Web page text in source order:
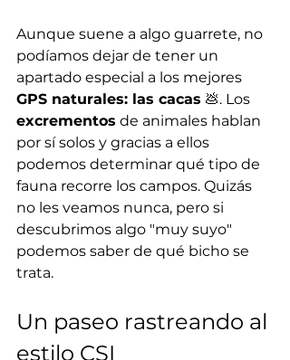
Aunque suene a algo guarrete, no
podíamos dejar de tener un
apartado especial a los mejores
GPS naturales: las cacas 💩. Los
excrementos de animales hablan
por sí solos y gracias a ellos
podemos determinar qué tipo de
fauna recorre los campos. Quizás
no les veamos nunca, pero si
descubrimos algo "muy suyo"
podemos saber de qué bicho se
trata.
Un paseo rastreando al
estilo CSI